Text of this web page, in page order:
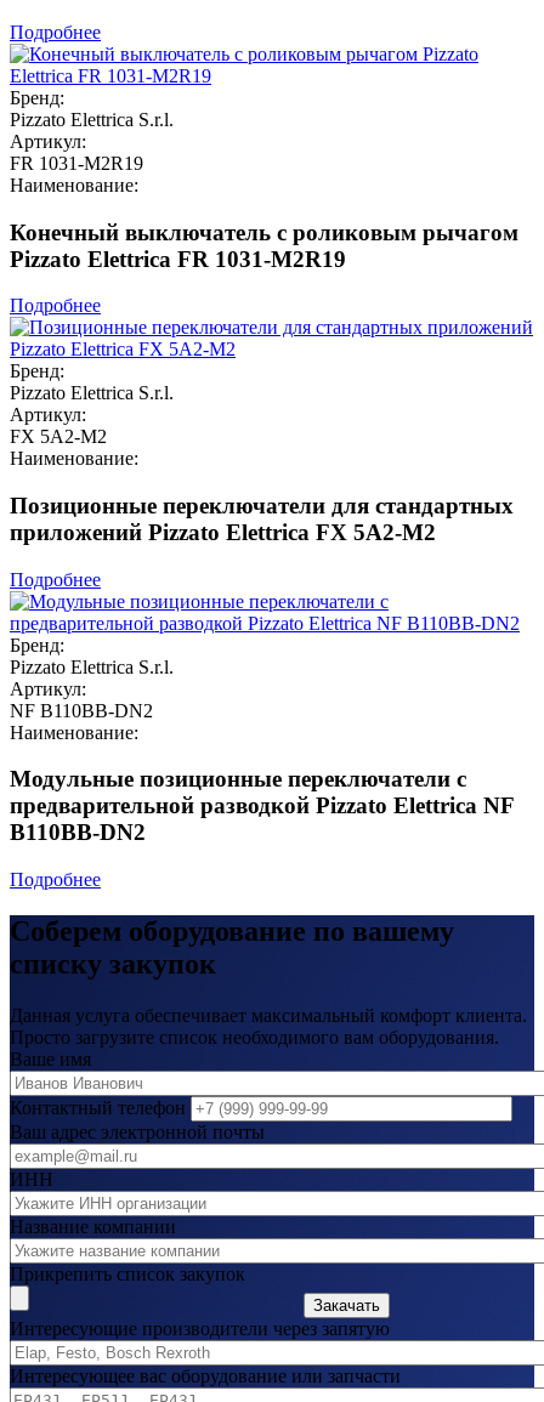
Подробнее
Бренд:
Pizzato Elettrica S.r.l.
Артикул:
FR 1031-M2R19
Наименование:
Конечный выключатель с роликовым рычагом
Pizzato Elettrica FR 1031-M2R19
Подробнее
Бренд:
Pizzato Elettrica S.r.l.
Артикул:
FX 5A2-M2
Наименование:
Позиционные переключатели для стандартных
приложений Pizzato Elettrica FX 5A2-M2
Подробнее
Бренд:
Pizzato Elettrica S.r.l.
Артикул:
NF B110BB-DN2
Наименование:
Модульные позиционные переключатели с
предварительной разводкой Pizzato Elettrica NF
B110BB-DN2
Подробнее
Соберем оборудование по вашему
списку закупок
Данная услуга обеспечивает максимальный комфорт клиента.
Просто загрузите список необходимого вам оборудования.
Ваше имя
Контактный телефон
Ваш адрес электронной почты
ИНН
Название компании
Прикрепить список закупок
Закачать
Интересующие производители через запятую
Интересующее вас оборудование или запчасти